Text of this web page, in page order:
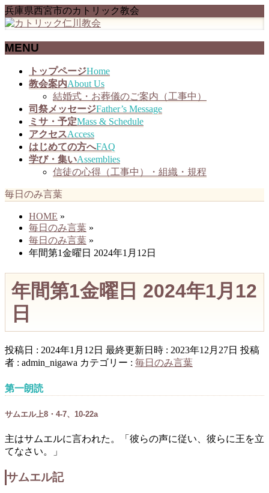
兵庫県西宮市のカトリック教会
MENU
トップページHome
教会案内About Us
結婚式・お葬儀のご案内（工事中）
司祭メッセージFather’s Message
ミサ・予定Mass & Schedule
アクセスAccess
はじめての方へFAQ
学び・集いAssemblies
信徒の心得（工事中）・組織・規程
毎日のみ言葉
HOME »
毎日のみ言葉 »
毎日のみ言葉 »
年間第1金曜日 2024年1月12日
年間第1金曜日 2024年1月12
日
投稿日 : 2024年1月12日 最終更新日時 : 2023年12月27日 投稿
者 : admin_nigawa カテゴリー : 毎日のみ言葉
第一朗読
サムエル上8・4-7、10-22a
主はサムエルに言われた。「彼らの声に従い、彼らに王を立
てなさい。」
サムエル記